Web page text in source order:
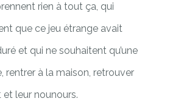
rien à tout ça, qui
que ce jeu étrange avait
et qui ne souhaitent qu’une
rentrer à la maison, retrouver
et leur nounours.